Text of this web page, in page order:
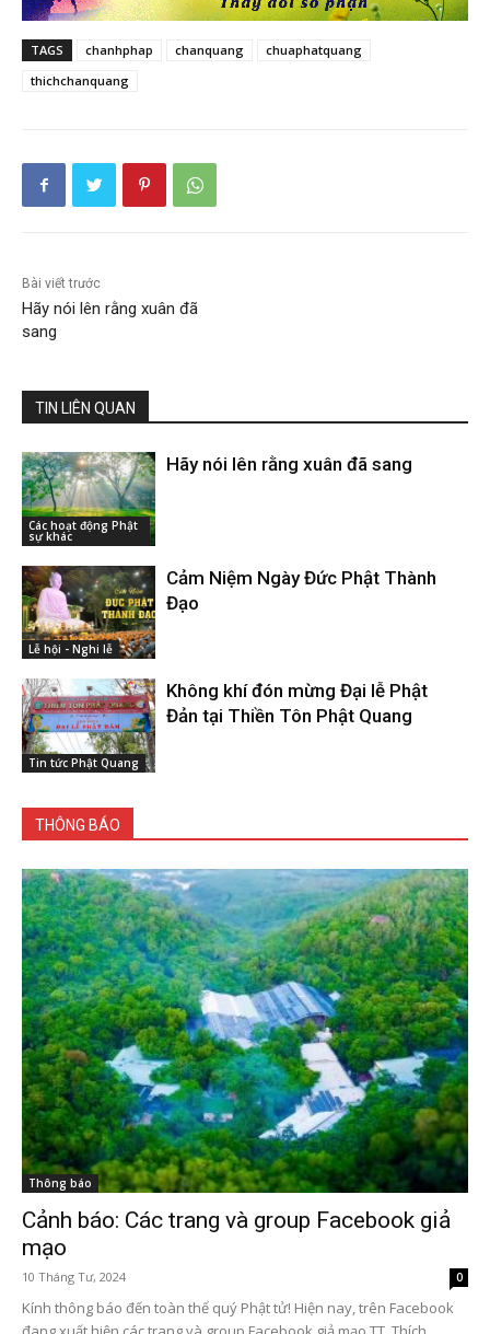
TAGS chanhphap chanquang
chuaphatquang
thichchanquang
Bài viết trước
Hãy nói lên rằng xuân đã
sang
TIN LIÊN QUAN
Các hoạt động Phật
sự khác
Hãy nói lên rằng xuân đã sang
Lễ hội - Nghi lễ
Cảm Niệm Ngày Đức Phật Thành
Đạo
Tin tức Phật Quang
Không khí đón mừng Đại lễ Phật
Đản tại Thiền Tôn Phật Quang
THÔNG BÁO
Thông báo
Cảnh báo: Các trang và group Facebook giả
mạo
10 Tháng Tư, 2024 0
Kính thông báo đến toàn thể quý Phật tử! Hiện nay, trên Facebook